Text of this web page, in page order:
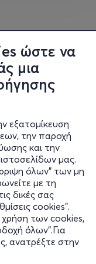
ώστε να
μια
εξατομίκευση
την παροχή
και την
μας.
όλων" των μη
με τη
δικές σας
cookies".
χρήση των cookies,
όλων".Για
ανατρέξτε στην
και το Κρυφό
της
κατάσταση και
δοκιμάσουμε το
οι
και πρόθυμοι
φακές Φενεού με
τοπικά
με τη
παραμείνουμε
μας
επιστροφή στην